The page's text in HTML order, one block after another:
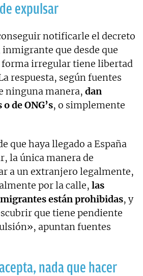
expulsar
notificarle el decreto
que desde que
forma irregular tiene libertad
respuesta, según fuentes
ninguna manera, dan
de ONG’s, o simplemente
que haya llegado a España
la única manera de
a un extranjero legalmente,
por la calle, las
están prohibidas, y
que tiene pendiente
apuntan fuentes
nada que hacer